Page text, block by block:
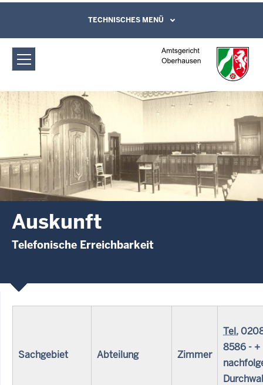
Amtsgericht Oberhausen: Auskunft
Direkt zum Inhalt
Leichte Sprache, Gebärdensprachenvideo
und Kontaktformular
TECHNISCHES MENÜ
Auskunft
Telefonische Erreichbarkeit
Sachgebiet Abteilung Zimmer
Tel.
8586 - +